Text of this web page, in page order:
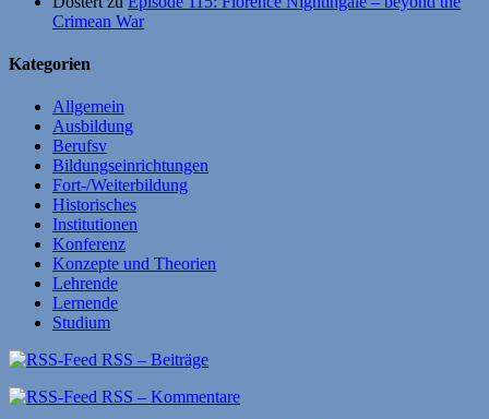
Crimean War
Kategorien
Allgemein
Ausbildung
Berufsv
Bildungseinrichtungen
Fort-/Weiterbildung
Historisches
Institutionen
Konferenz
Konzepte und Theorien
Lehrende
Lernende
Studium
RSS – Beiträge
RSS – Kommentare